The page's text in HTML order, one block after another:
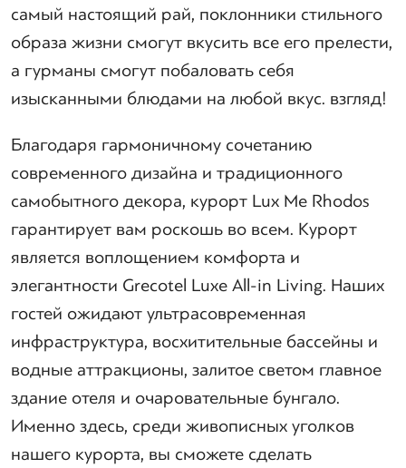
самый настоящий рай, поклонники стильного
образа жизни смогут вкусить все его прелести,
а гурманы смогут побаловать себя
изысканными блюдами на любой вкус. взгляд!
Благодаря гармоничному сочетанию
современного дизайна и традиционного
самобытного декора, курорт Lux Me Rhodos
гарантирует вам роскошь во всем. Курорт
является воплощением комфорта и
элегантности Grecotel Luxe All-in Living. Наших
гостей ожидают ультрасовременная
инфраструктура, восхитительные бассейны и
водные аттракционы, залитое светом главное
здание отеля и очаровательные бунгало.
Именно здесь, среди живописных уголков
нашего курорта, вы сможете сделать